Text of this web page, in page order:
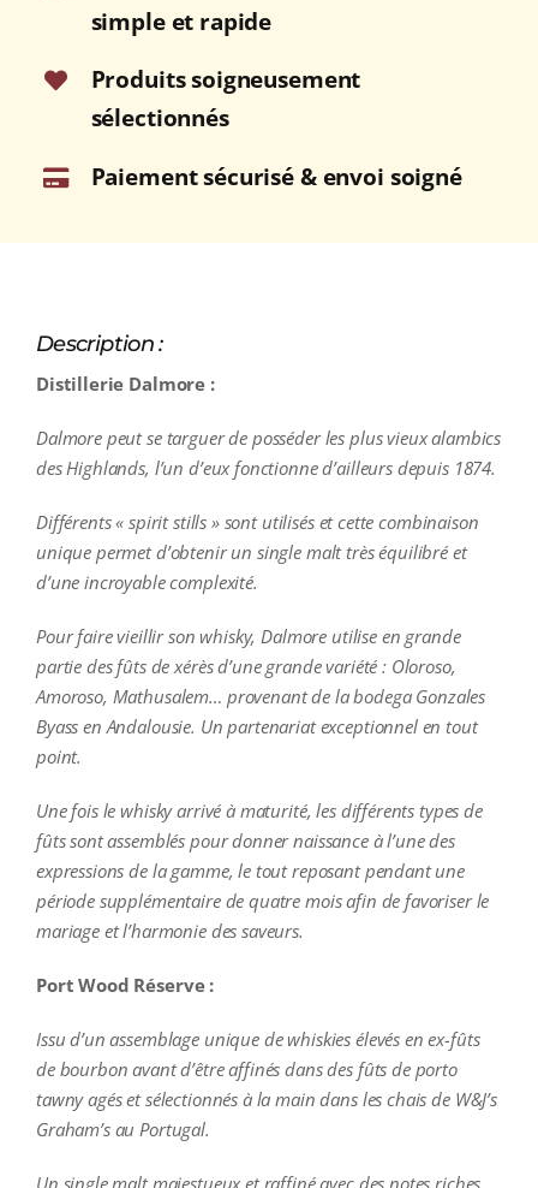
simple et rapide
Produits soigneusement
sélectionnés
Paiement sécurisé & envoi soigné
Description :
Distillerie Dalmore :
Dalmore peut se targuer de posséder les plus vieux alambics
des Highlands, l’un d’eux fonctionne d’ailleurs depuis 1874.
Différents « spirit stills » sont utilisés et cette combinaison
unique permet d’obtenir un single malt très équilibré et
d’une incroyable complexité.
Pour faire vieillir son whisky, Dalmore utilise en grande
partie des fûts de xérès d’une grande variété : Oloroso,
Amoroso, Mathusalem… provenant de la bodega Gonzales
Byass en Andalousie. Un partenariat exceptionnel en tout
point.
Une fois le whisky arrivé à maturité, les différents types de
fûts sont assemblés pour donner naissance à l’une des
expressions de la gamme, le tout reposant pendant une
période supplémentaire de quatre mois afin de favoriser le
mariage et l’harmonie des saveurs.
Port Wood Réserve :
Issu d’un assemblage unique de whiskies élevés en ex-fûts
de bourbon avant d’être affinés dans des fûts de porto
tawny agés et sélectionnés à la main dans les chais de W&J’s
Graham’s au Portugal.
Un single malt majestueux et raffiné avec des notes riches